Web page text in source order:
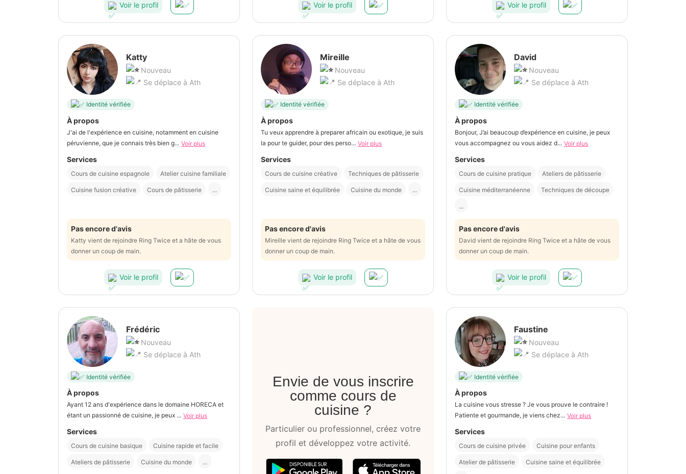
Voir le profil Voir le profil Voir le profil
Katty
Nouveau
Se déplace à Ath
Identité vérifiée
À propos
J'ai de l'expérience en cuisine, notamment en cuisine
péruvienne, que je connais très bien g... Voir plus
Services
Cours de cuisine espagnole Atelier cuisine familiale
Cuisine fusion créative Cours de pâtisserie ...
Pas encore d'avis
Katty vient de rejoindre Ring Twice et a hâte de vous
donner un coup de main.
Voir le profil
Mireille
Nouveau
Se déplace à Ath
Identité vérifiée
À propos
Tu veux apprendre à preparer africain ou exotique, je suis
la pour te guider, pour des perso... Voir plus
Services
Cours de cuisine créative Techniques de pâtisserie
Cuisine saine et équilibrée Cuisine du monde ...
Pas encore d'avis
Mireille vient de rejoindre Ring Twice et a hâte de vous
donner un coup de main.
Voir le profil
David
Nouveau
Se déplace à Ath
Identité vérifiée
À propos
Bonjour, J’ai beaucoup d’expérience en cuisine, je peux
vous accompagnez ou vous aidez d... Voir plus
Services
Cours de cuisine pratique Ateliers de pâtisserie
Cuisine méditerranéenne Techniques de découpe
...
Pas encore d'avis
David vient de rejoindre Ring Twice et a hâte de vous
donner un coup de main.
Voir le profil
Frédéric
Nouveau
Se déplace à Ath
Identité vérifiée
À propos
Ayant 12 ans d'expérience dans le domaine HORECA et
étant un passionné de cuisine, je peux ... Voir plus
Services
Cours de cuisine basique Cuisine rapide et facile
Ateliers de pâtisserie Cuisine du monde ...
Envie de vous inscrire
comme cours de
cuisine ?
Particulier ou professionnel, créez votre
profil et développez votre activité.
Faustine
Nouveau
Se déplace à Ath
Identité vérifiée
À propos
La cuisine vous stresse ? Je vous prouve le contraire !
Patiente et gourmande, je viens chez... Voir plus
Services
Cours de cuisine privée Cuisine pour enfants
Atelier de pâtisserie Cuisine saine et équilibrée